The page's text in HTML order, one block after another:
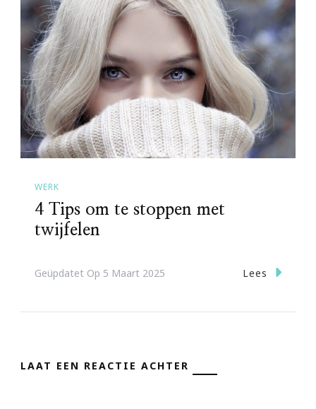
WERK
4 Tips om te stoppen met
twijfelen
Geüpdatet Op 5 Maart 2025 Lees
LAAT EEN REACTIE ACHTER